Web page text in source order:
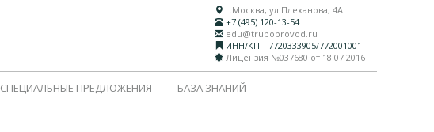
г.Москва, ул.Плеханова, 4А
+7 (495) 120-13-54
edu@truboprovod.ru
ИНН/КПП 7720333905/772001001
Лицензия №037680 от 18.07.2016
СПЕЦИАЛЬНЫЕ ПРЕДЛОЖЕНИЯ БАЗА ЗНАНИЙ